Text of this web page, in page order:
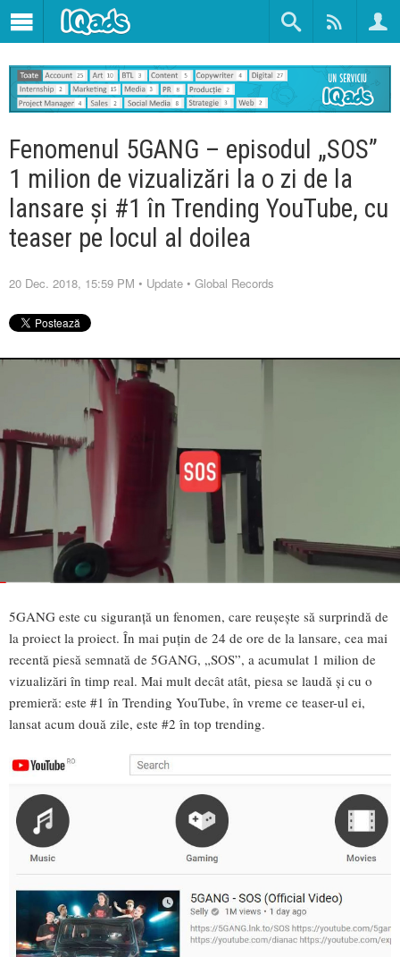
Fenomenul 5GANG – episodul „SOS”
1 milion de vizualizări la o zi de la
lansare și #1 în Trending YouTube, cu
teaser pe locul al doilea
20 Dec. 2018, 15:59 PM • Update • Global Records
5GANG este cu siguranță un fenomen, care reușește să surprindă de
la proiect la proiect. În mai puțin de 24 de ore de la lansare, cea mai
recentă piesă semnată de 5GANG, „SOS”, a acumulat 1 milion de
vizualizări în timp real. Mai mult decât atât, piesa se laudă și cu o
premieră: este #1 în Trending YouTube, în vreme ce teaser-ul ei,
lansat acum două zile, este #2 în top trending.